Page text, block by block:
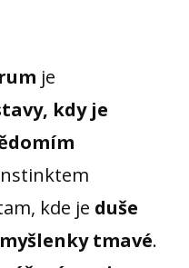
je
kdy je
kde je duše
tmavé.